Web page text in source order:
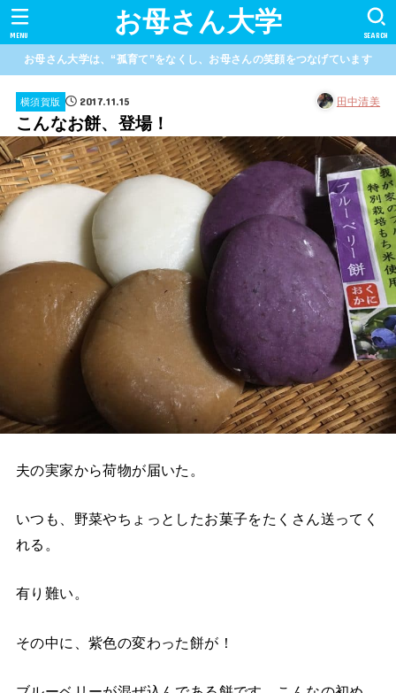
お母さん大学 SEARCH
MENU
お母さん大学は、“孤育て”をなくし、お母さんの笑顔をつなげています
横須賀版 2017.11.15 田中清美
こんなお餅、登場！
夫の実家から荷物が届いた。
いつも、野菜やちょっとしたお菓子をたくさん送ってく
れる。
有り難い。
その中に、紫色の変わった餅が！